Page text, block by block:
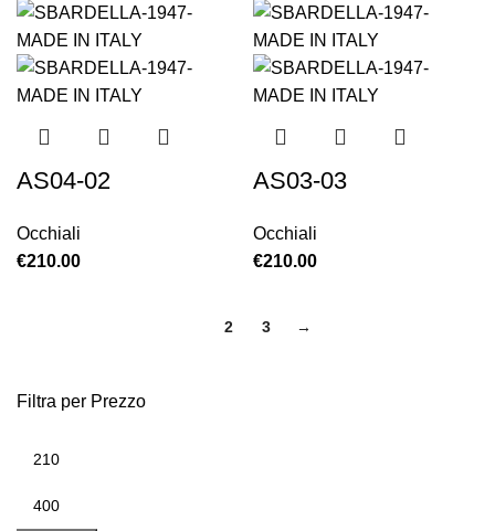
Filtra per Prezzo
Prezzo
Prezzo
AS04-02
Occhiali
€210.00
AS03-03
Occhiali
€210.00
2 3 →